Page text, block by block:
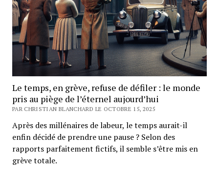
Le temps, en grève, refuse de défiler : le monde
pris au piège de l’éternel aujourd’hui
PAR CHRISTIAN BLANCHARD LE OCTOBRE 15, 2025
Après des millénaires de labeur, le temps aurait-il
enfin décidé de prendre une pause ? Selon des
rapports parfaitement fictifs, il semble s’être mis en
grève totale.